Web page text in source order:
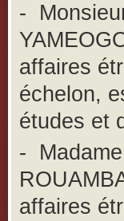
-
affaires
échelon,
études et
-
affaires